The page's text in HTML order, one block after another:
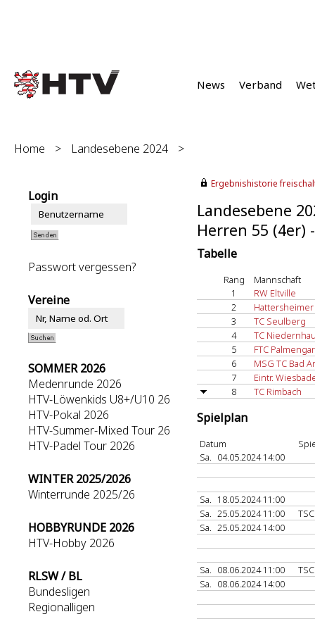
News Verband
Home > Landesebene 2024 >
Login
Passwort vergessen?
Vereine
SOMMER 2026
Medenrunde 2026
HTV-Löwenkids U8+/U10 26
HTV-Pokal 2026
HTV-Summer-Mixed Tour 26
HTV-Padel Tour 2026
WINTER 2025/2026
Winterrunde 2025/26
HOBBYRUNDE 2026
HTV-Hobby 2026
RLSW / BL
Bundesligen
Regionalligen
Ergebnishistorie
Landesebene
Herren 55 (4er)
Tabelle
Rang
Mannschaft
1
RW Eltville
2
Hattersheimer
3
TC Seulberg
4
TC
5
FTC
6
MSG TC Bad
7
Eintr.
8
TC Rimbach
Spielplan
Datum
Sa. 04.05.2024 14:00
Sa. 18.05.2024 11:00
Sa. 25.05.2024 11:00
Sa. 25.05.2024 14:00
Sa. 08.06.2024 11:00
Sa. 08.06.2024 14:00